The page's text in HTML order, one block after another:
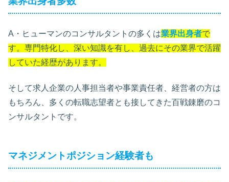
A・ヒューマンのコンサルタントの多くは業界出身者で
す。専門特化し、深い知識を有し、過去にその業界で活躍
していた経歴があります。
そして求人企業の人事担当者や事業責任者、経営者の方は
もちろん、多くの転職志望者とも接してきた百戦錬磨のコ
ンサルタントです。
マネジメントポジション経験者も